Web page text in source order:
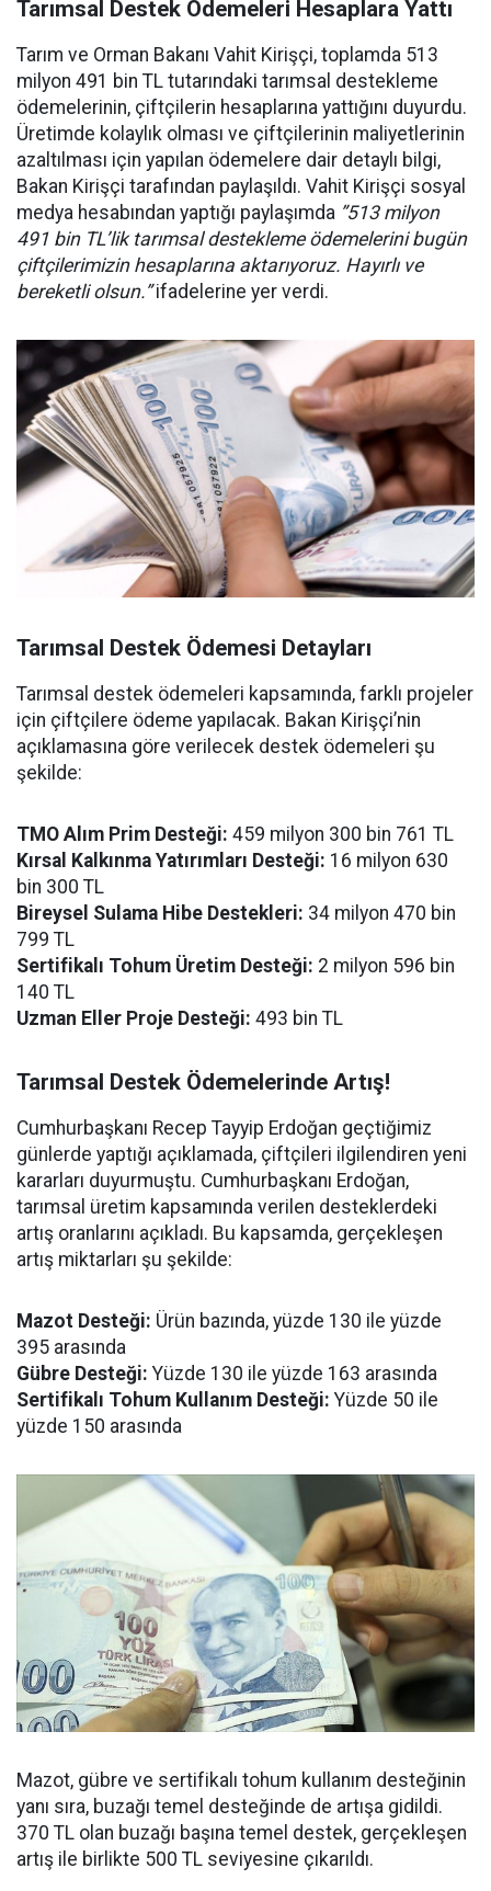
Tarımsal Destek Ödemeleri Hesaplara Yattı
Tarım ve Orman Bakanı Vahit Kirişçi, toplamda 513
milyon 491 bin TL tutarındaki tarımsal destekleme
ödemelerinin, çiftçilerin hesaplarına yattığını duyurdu.
Üretimde kolaylık olması ve çiftçilerinin maliyetlerinin
azaltılması için yapılan ödemelere dair detaylı bilgi,
Bakan Kirişçi tarafından paylaşıldı. Vahit Kirişçi sosyal
medya hesabından yaptığı paylaşımda ”513 milyon
491 bin TL’lik tarımsal destekleme ödemelerini bugün
çiftçilerimizin hesaplarına aktarıyoruz. Hayırlı ve
bereketli olsun.”ifadelerine yer verdi.
Tarımsal Destek Ödemesi Detayları
Tarımsal destek ödemeleri kapsamında, farklı projeler
için çiftçilere ödeme yapılacak. Bakan Kirişçi’nin
açıklamasına göre verilecek destek ödemeleri şu
şekilde:
TMO Alım Prim Desteği: 459 milyon 300 bin 761 TL
Kırsal Kalkınma Yatırımları Desteği: 16 milyon 630
bin 300 TL
Bireysel Sulama Hibe Destekleri: 34 milyon 470 bin
799 TL
Sertifikalı Tohum Üretim Desteği: 2 milyon 596 bin
140 TL
Uzman Eller Proje Desteği: 493 bin TL
Tarımsal Destek Ödemelerinde Artış!
Cumhurbaşkanı Recep Tayyip Erdoğan geçtiğimiz
günlerde yaptığı açıklamada, çiftçileri ilgilendiren yeni
kararları duyurmuştu. Cumhurbaşkanı Erdoğan,
tarımsal üretim kapsamında verilen desteklerdeki
artış oranlarını açıkladı. Bu kapsamda, gerçekleşen
artış miktarları şu şekilde:
Mazot Desteği: Ürün bazında, yüzde 130 ile yüzde
395 arasında
Gübre Desteği: Yüzde 130 ile yüzde 163 arasında
Sertifikalı Tohum Kullanım Desteği: Yüzde 50 ile
yüzde 150 arasında
Mazot, gübre ve sertifikalı tohum kullanım desteğinin
yanı sıra, buzağı temel desteğinde de artışa gidildi.
370 TL olan buzağı başına temel destek, gerçekleşen
artış ile birlikte 500 TL seviyesine çıkarıldı.